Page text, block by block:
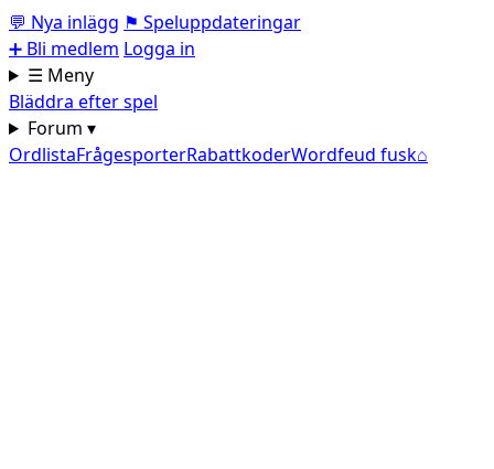
💬 Nya inlägg ⚑ Speluppdateringar
➕ Bli medlem Logga in
☰ Meny
Bläddra efter spel
Forum ▾
OrdlistaFrågesporterRabattkoderWordfeud fusk⌂